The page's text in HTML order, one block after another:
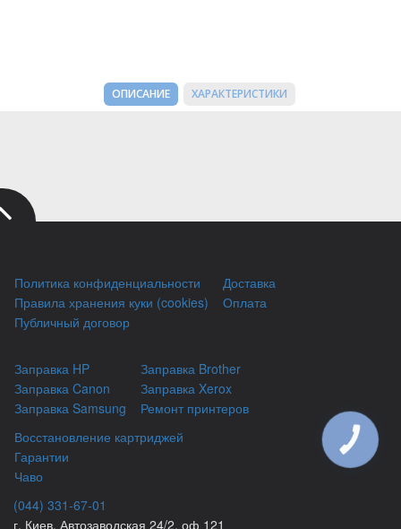
ОПИСАНИЕ ХАРАКТЕРИСТИКИ
Политика конфиденциальности
Правила хранения куки (cookies)
Публичный договор
Доставка
Оплата
Заправка HP
Заправка Canon
Заправка Samsung
Заправка Brother
Заправка Xerox
Ремонт принтеров
Восстановление картриджей
Гарантии
Чаво
(044) 331-67-01
г. Киев, Автозаводская 24/2, оф 121
КНОПКА
ЗВ'ЯЗКУ